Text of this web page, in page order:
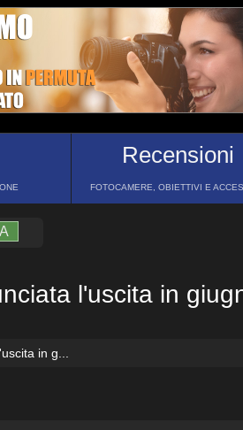
Recensioni
FOTOCAMERE, OBIETTIVI E
l'uscita in
in g...